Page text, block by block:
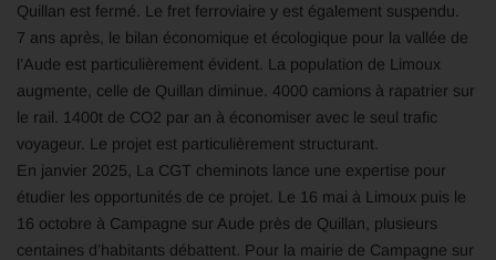
Quillan est fermé. Le fret ferroviaire y est également suspendu.
7 ans après, le bilan économique et écologique pour la vallée de
l’Aude est particulièrement évident. La population de Limoux
augmente, celle de Quillan diminue. 4000 camions à rapatrier sur
le rail. 1400t de CO2 par an à économiser avec le seul trafic
voyageur. Le projet est particulièrement structurant.
En janvier 2025, La CGT cheminots lance une expertise pour
étudier les opportunités de ce projet. Le 16 mai à Limoux puis le
16 octobre à Campagne sur Aude près de Quillan, plusieurs
centaines d’habitants débattent. Pour la mairie de Campagne sur